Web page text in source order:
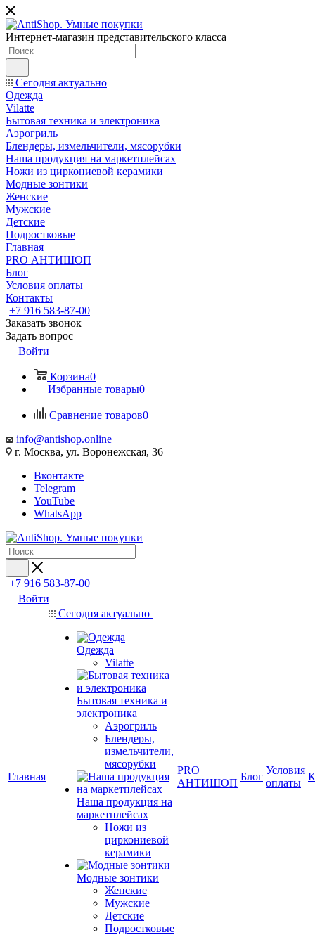
Интернет-магазин представительского класса
Сегодня актуально
Одежда
Vilatte
Бытовая техника и электроника
Аэрогриль
Блендеры, измельчители, мясорубки
Наша продукция на маркетплейсах
Ножи из циркониевой керамики
Модные зонтики
Женские
Мужские
Детские
Подростковые
Главная
PRO АНТИШОП
Блог
Условия оплаты
Контакты
+7 916 583-87-00
Заказать звонок
Задать вопрос
Войти
Корзина0
Избранные товары0
Сравнение товаров0
info@antishop.online
г. Москва, ул. Воронежская, 36
Вконтакте
Telegram
YouTube
WhatsApp
+7 916 583-87-00
Войти
Главная
Сегодня актуально
Одежда
Vilatte
Бытовая техника и
электроника
Аэрогриль
Блендеры,
измельчители,
мясорубки
Наша продукция на
маркетплейсах
Ножи из
циркониевой
керамики
Модные зонтики
Женские
Мужские
Детские
Подростковые
PRO
АНТИШОП
Блог
Условия
оплаты